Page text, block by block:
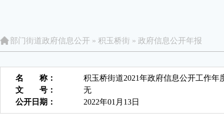
部门街道政府信息公开 » 积玉桥街 » 政府信息公开年报
名 称：
积玉桥街道2021年政府信息公开工作年
文 号：
无
公开日期：
2022年01月13日